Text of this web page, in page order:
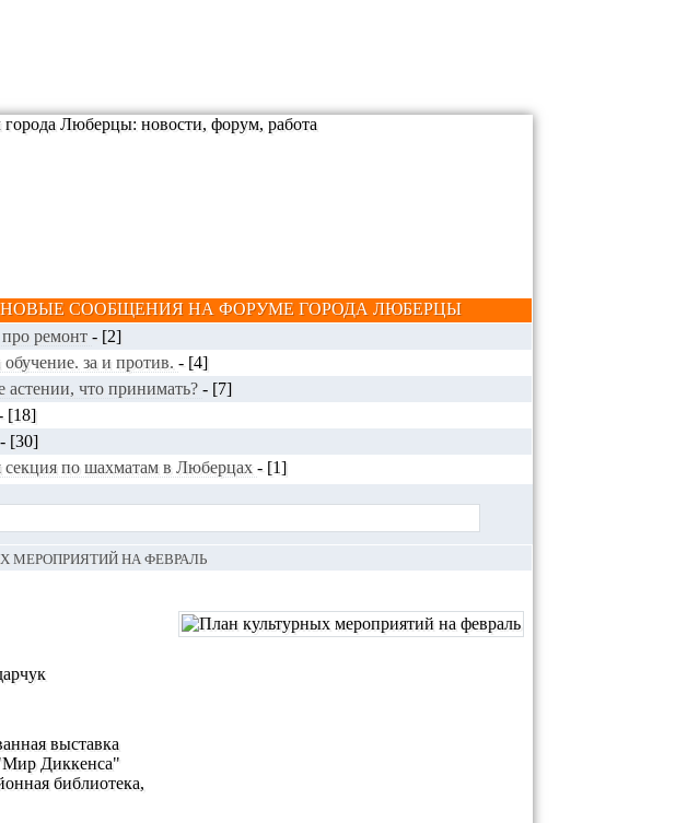
НОВЫЕ СООБЩЕНИЯ НА ФОРУМЕ ГОРОДА ЛЮБЕРЦЫ
ремонт - [2]
за и против. - [4]
астении, что принимать? - [7]
[18]
- [30]
секция по шахматам в Люберцах - [1]
МЕРОПРИЯТИЙ НА ФЕВРАЛЬ
выставка
Диккенса"
библиотека,